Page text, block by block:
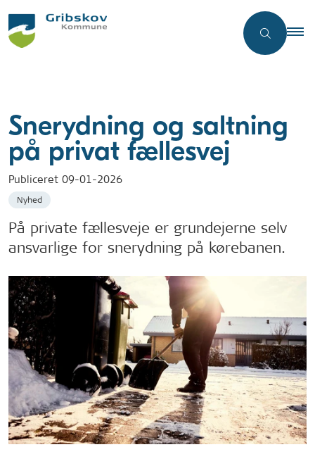
Snerydning og saltning
på privat fællesvej
Publiceret 09-01-2026
Nyhed
På private fællesveje er grundejerne selv
ansvarlige for snerydning på kørebanen.